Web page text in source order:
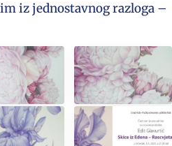
iz jednostavnog razloga –